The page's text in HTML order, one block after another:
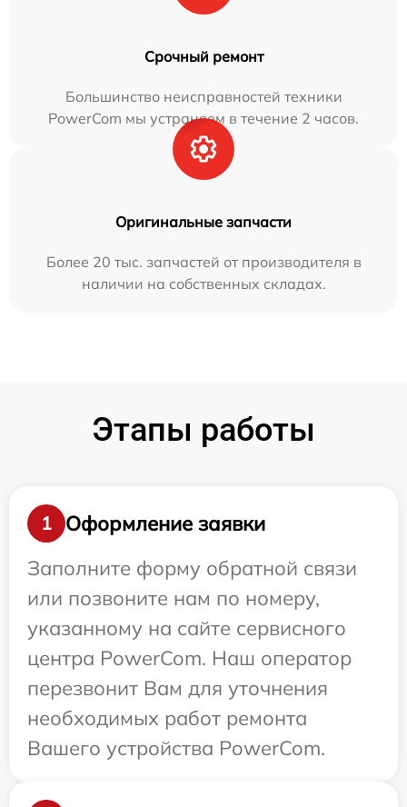
Срочный ремонт
Большинство неисправностей техники
PowerCom мы устраняем в течение 2 часов.
Оригинальные запчасти
Более 20 тыс. запчастей от производителя в
наличии на собственных складах.
Этапы работы
1
Оформление заявки
Заполните форму обратной связи
или позвоните нам по номеру,
указанному на сайте сервисного
центра PowerCom. Наш оператор
перезвонит Вам для уточнения
необходимых работ ремонта
Вашего устройства PowerCom.